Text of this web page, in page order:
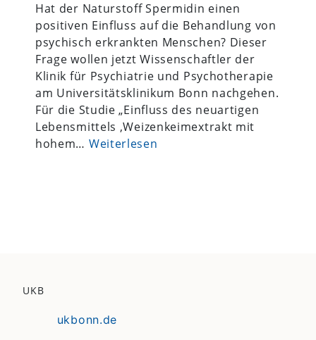
Hat der Naturstoff Spermidin einen
positiven Einfluss auf die Behandlung von
psychisch erkrankten Menschen? Dieser
Frage wollen jetzt Wissenschaftler der
Klinik für Psychiatrie und Psychotherapie
am Universitätsklinikum Bonn nachgehen.
Für die Studie „Einfluss des neuartigen
Lebensmittels ‚Weizenkeimextrakt mit
hohem… Weiterlesen
UKB
ukbonn.de